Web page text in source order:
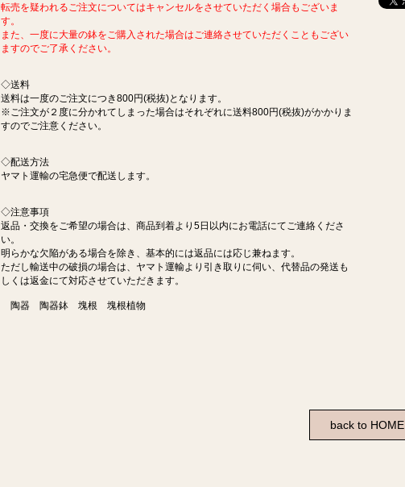
転売を疑われるご注文についてはキャンセルをさせていただく場合もございま
す。
また、一度に大量の鉢をご購入された場合はご連絡させていただくこともござい
ますのでご了承ください。
◇送料
送料は一度のご注文につき800円(税抜)となります。
※ご注文が２度に分かれてしまった場合はそれぞれに送料800円(税抜)がかかりま
すのでご注意ください。
◇配送方法
ヤマト運輸の宅急便で配送します。
◇注意事項
返品・交換をご希望の場合は、商品到着より5日以内にお電話にてご連絡くださ
い。
明らかな欠陥がある場合を除き、基本的には返品には応じ兼ねます。
ただし輸送中の破損の場合は、ヤマト運輸より引き取りに伺い、代替品の発送も
しくは返金にて対応させていただきます。
陶器 陶器鉢 塊根 塊根植物
back to HOME